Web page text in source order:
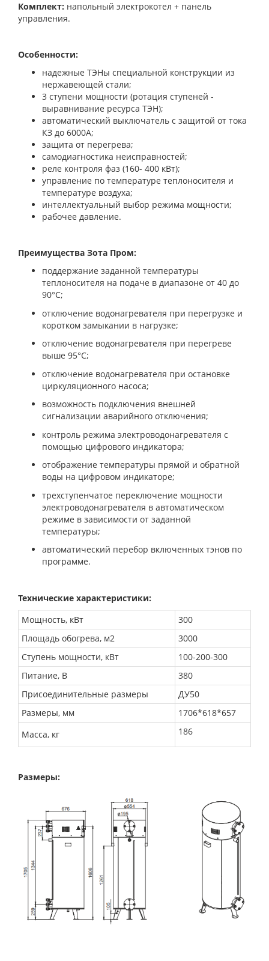
Комплект: напольный электрокотел + панель
управления.
Особенности:
надежные ТЭНы специальной конструкции из
нержавеющей стали;
3 ступени мощности (ротация ступеней -
выравнивание ресурса ТЭН);
автоматический выключатель с защитой от тока
КЗ до 6000А;
защита от перегрева;
самодиагностика неисправностей;
реле контроля фаз (160- 400 кВт);
управление по температуре теплоносителя и
температуре воздуха;
интеллектуальный выбор режима мощности;
рабочее давление.
Преимущества Зота Пром:
поддержание заданной температуры
теплоносителя на подаче в диапазоне от 40 до
90°С;
отключение водонагревателя при перегрузке и
коротком замыкании в нагрузке;
отключение водонагревателя при перегреве
выше 95°С;
отключение водонагревателя при остановке
циркуляционного насоса;
возможность подключения внешней
сигнализации аварийного отключения;
контроль режима электроводонагревателя с
помощью цифрового индикатора;
отображение температуры прямой и обратной
воды на цифровом индикаторе;
трехступенчатое переключение мощности
электроводонагревателя в автоматическом
режиме в зависимости от заданной
температуры;
автоматический перебор включенных тэнов по
программе.
Технические характеристики:
Мощность, кВт
300
Площадь обогрева, м2
3000
Ступень мощности, кВт
100-200-300
Питание, В
380
Присоединительные размеры
ДУ50
Размеры, мм
1706*618*657
Масса, кг
186
Размеры: